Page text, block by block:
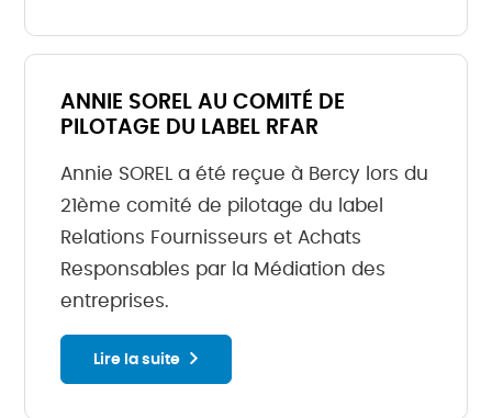
ANNIE SOREL AU COMITÉ DE
PILOTAGE DU LABEL RFAR
Annie SOREL a été reçue à Bercy lors du
21ème comité de pilotage du label
Relations Fournisseurs et Achats
Responsables par la Médiation des
entreprises.
Lire la suite